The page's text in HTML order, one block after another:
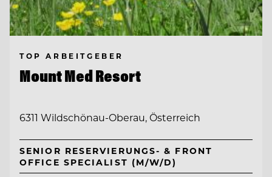
TOP ARBEITGEBER
Mount Med Resort
6311 Wildschönau-Oberau, Österreich
SENIOR RESERVIERUNGS- & FRONT
OFFICE SPECIALIST (M/W/D)